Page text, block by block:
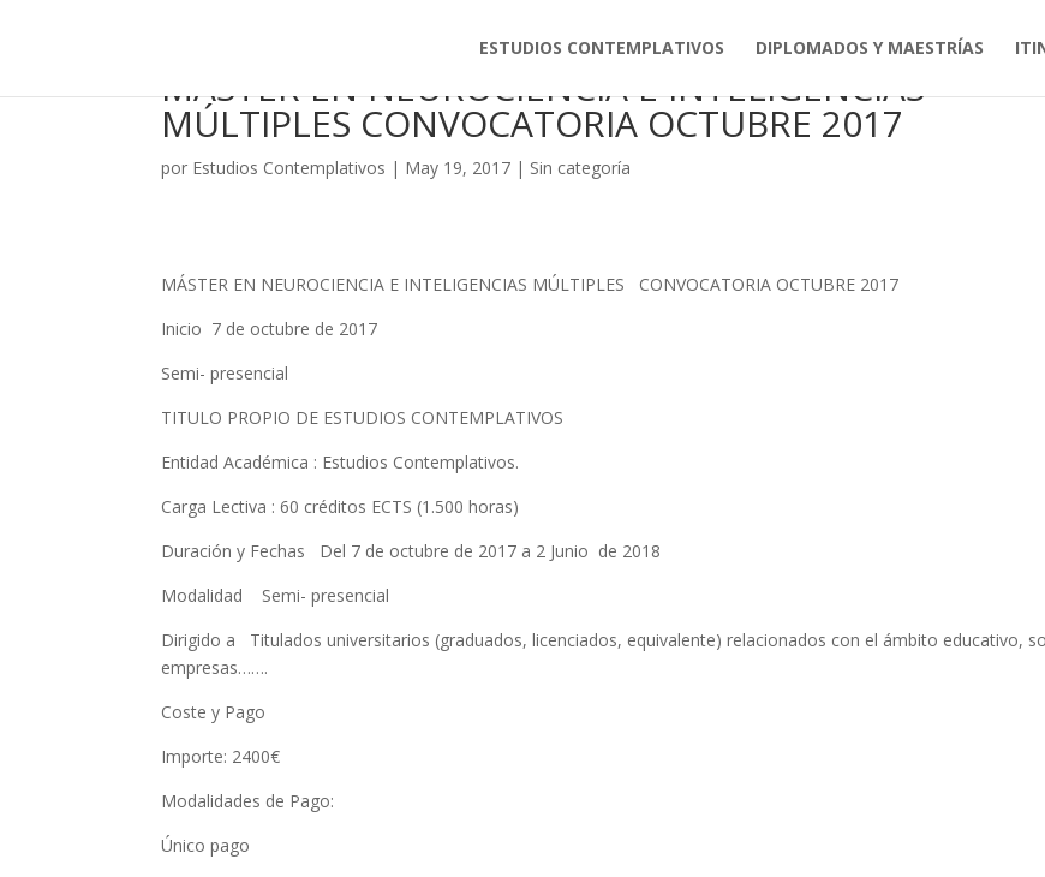
ESTUDIOS CONTEMPLATIVOS DIPLOMADOS Y MAESTRÍAS
MÁSTER EN NEUROCIENCIA E INTELIGENCIAS
MÚLTIPLES CONVOCATORIA OCTUBRE 2017
por Estudios Contemplativos | May 19, 2017 | Sin categoría
MÁSTER EN NEUROCIENCIA E INTELIGENCIAS MÚLTIPLES CONVOCATORIA OCTUBRE 2017
Inicio 7 de octubre de 2017
Semi- presencial
TITULO PROPIO DE ESTUDIOS CONTEMPLATIVOS
Entidad Académica : Estudios Contemplativos.
Carga Lectiva : 60 créditos ECTS (1.500 horas)
Duración y Fechas Del 7 de octubre de 2017 a 2 Junio de 2018
Modalidad Semi- presencial
Dirigido a Titulados universitarios (graduados, licenciados, equivalente) relacionados con el ámbito educativo,
empresas…….
Coste y Pago
Importe: 2400€
Modalidades de Pago:
Único pago